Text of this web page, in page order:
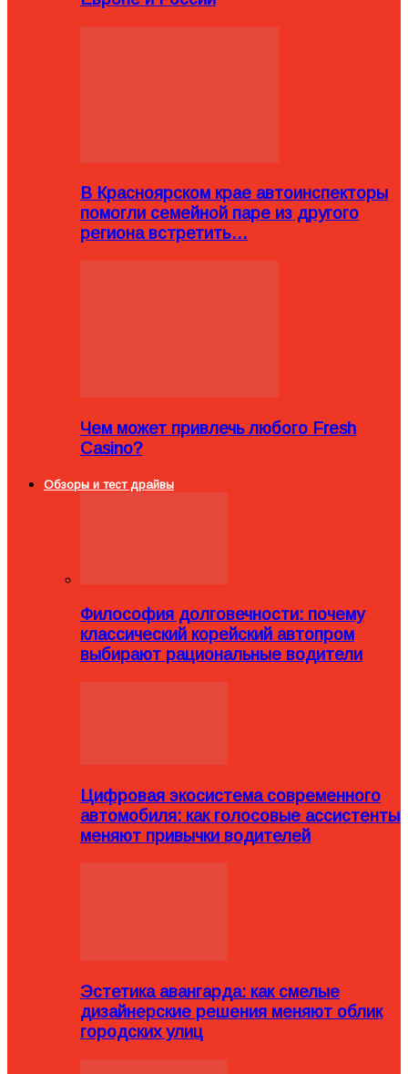
В Красноярском крае автоинспекторы
помогли семейной паре из другого
региона встретить…
Чем может привлечь любого Fresh
Casino?
Обзоры и тест драйвы
Философия долговечности: почему
классический корейский автопром
выбирают рациональные водители
Цифровая экосистема современного
автомобиля: как голосовые ассистенты
меняют привычки водителей
Эстетика авангарда: как смелые
дизайнерские решения меняют облик
городских улиц